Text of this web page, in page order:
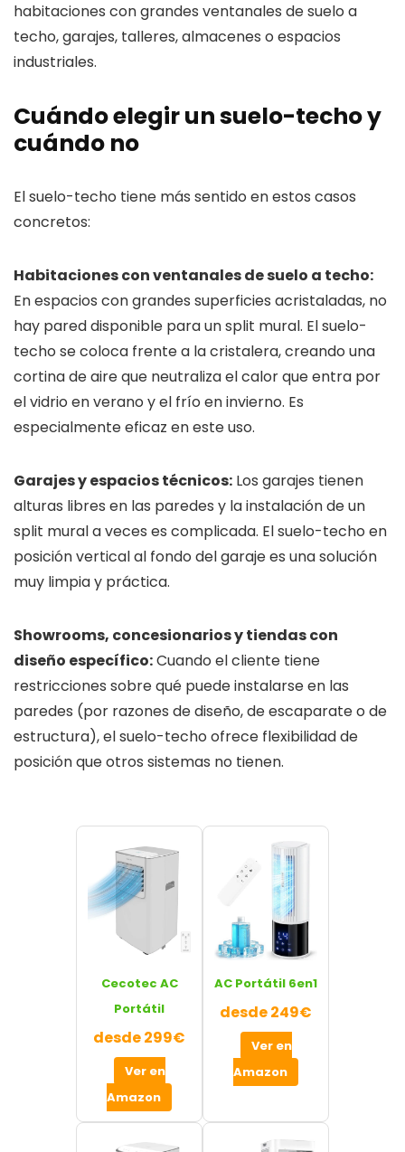
habitaciones con grandes ventanales de suelo a
techo, garajes, talleres, almacenes o espacios
industriales.
Cuándo elegir un suelo-techo y
cuándo no
El suelo-techo tiene más sentido en estos casos
concretos:
Habitaciones con ventanales de suelo a techo:
En espacios con grandes superficies acristaladas, no
hay pared disponible para un split mural. El suelo-
techo se coloca frente a la cristalera, creando una
cortina de aire que neutraliza el calor que entra por
el vidrio en verano y el frío en invierno. Es
especialmente eficaz en este uso.
Garajes y espacios técnicos: Los garajes tienen
alturas libres en las paredes y la instalación de un
split mural a veces es complicada. El suelo-techo en
posición vertical al fondo del garaje es una solución
muy limpia y práctica.
Showrooms, concesionarios y tiendas con
diseño específico:Cuando el cliente tiene
restricciones sobre qué puede instalarse en las
paredes (por razones de diseño, de escaparate o de
estructura), el suelo-techo ofrece flexibilidad de
posición que otros sistemas no tienen.
Cecotec AC
Portátil
desde 299€
Ver en
Amazon
AC Portátil 6en1
desde 249€
Ver en
Amazon